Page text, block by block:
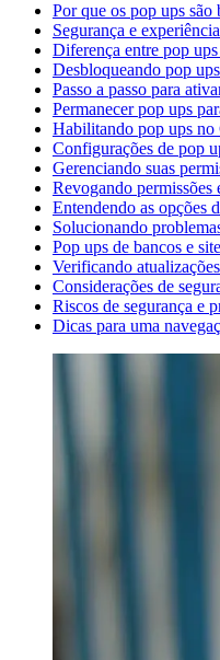
Por que os pop ups
Segurança e
Diferença entre pop
Desbloqueando pop
Passo a passo para
Permanecer pop ups
Habilitando pop ups no
Configurações de pop
Gerenciando suas
Revogando permissões
Entendendo as opções
Solucionando
Pop ups de bancos e
Verificando
Considerações de
Riscos de segurança e
Dicas para uma